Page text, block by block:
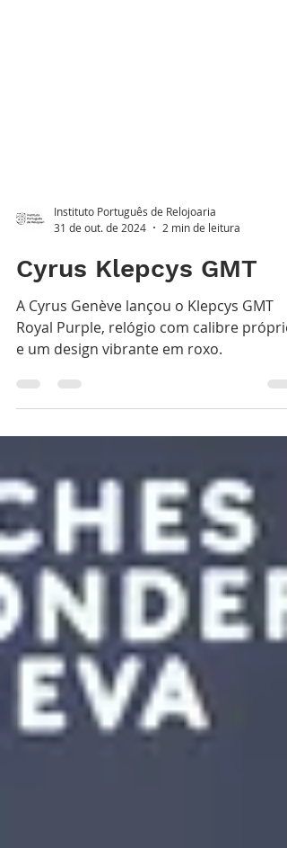
31 de out. de 2024
2 min de leitura
Cyrus Klepcys GMT
A Cyrus Genève lançou o Klepcys GMT
e um design vibrante em roxo.